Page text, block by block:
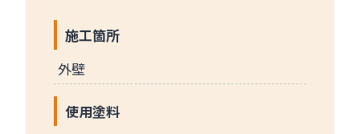
施工箇所
外壁
使用塗料